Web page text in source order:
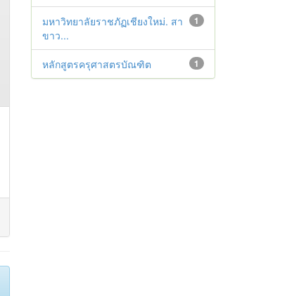
1
มหาวิทยาลัยราชภัฏเชียงใหม่. สา
ขาว...
1
หลักสูตรครุศาสตรบัณฑิต